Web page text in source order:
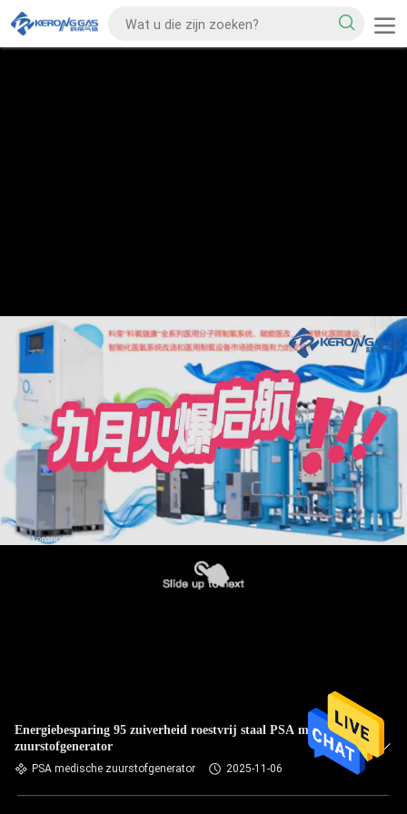
Energiebesparing 95 zuiverheid roestvrij staal PSA medische
zuurstofgenerator
PSA medische zuurstofgenerator 2025-11-06